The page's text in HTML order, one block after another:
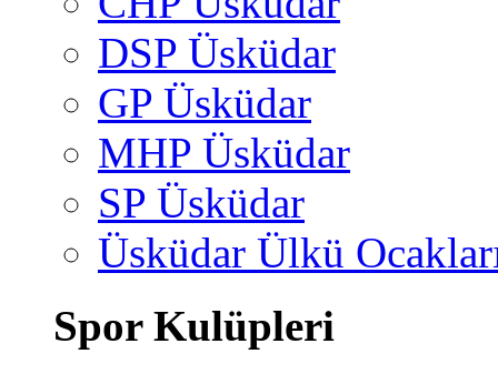
DSP Üsküdar
GP Üsküdar
MHP Üsküdar
SP Üsküdar
Üsküdar Ülkü
Spor Kulüpleri